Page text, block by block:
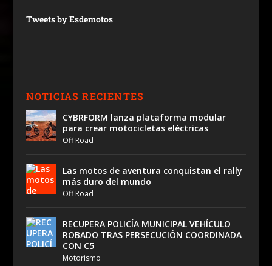
Tweets by Esdemotos
NOTICIAS RECIENTES
CYBRFORM lanza plataforma modular
para crear motocicletas eléctricas
Off Road
Las motos de aventura conquistan el rally
más duro del mundo
Off Road
RECUPERA POLICÍA MUNICIPAL VEHÍCULO
ROBADO TRAS PERSECUCIÓN COORDINADA
CON C5
Motorismo